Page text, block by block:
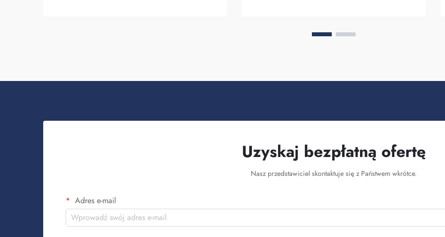
Uzyskaj bezpłatną ofertę
Nasz przedstawiciel skontaktuje się z Państwem wkrótce.
Adres e-mail